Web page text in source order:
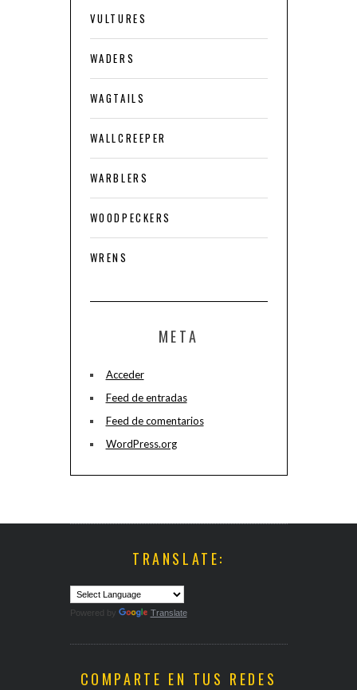
VULTURES
WADERS
WAGTAILS
WALLCREEPER
WARBLERS
WOODPECKERS
WRENS
META
Acceder
Feed de entradas
Feed de comentarios
WordPress.org
TRANSLATE:
Powered by Translate
COMPARTE EN TUS REDES